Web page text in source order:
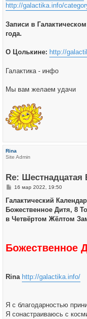
http://galactika.info/
Записи в
года.
О Цолькине: http://
Галактика - инфо
Мы вам желаем удачи
Rina
Site Admin
Re: Шестнадцатая
С
о
щ
е
16 мар 2022, 19:50
Галактический
Божественное Дитя, 8
в Четвёртом Жёлтом
Божественное
Rina http://galactika.info/
Я с благодарностью
Я сонастраиваюсь с